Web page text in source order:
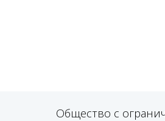
Общество с